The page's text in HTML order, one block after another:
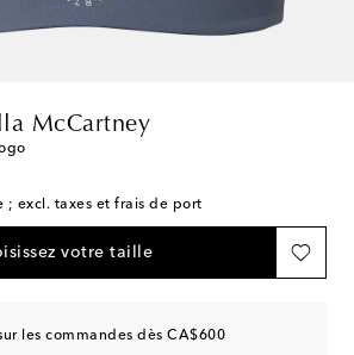
McCartney
; excl. taxes et frais de port
votre taille
les commandes dès CA$600